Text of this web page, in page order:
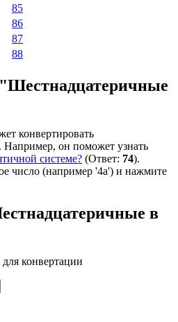
85
86
87
88
конвертировать
Например, он поможет узнать
системе? (Ответ: 74).
число (например '4a') и нажмите
в
конвертации